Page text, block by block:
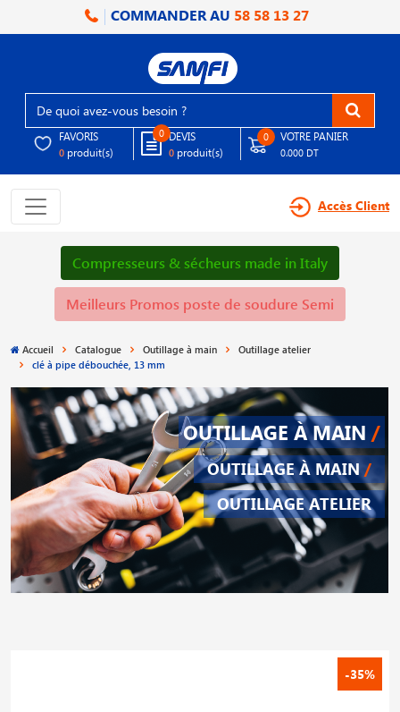
COMMANDER AU 58 58 13 27
FAVORIS
0 produit(s)
0 DEVIS
0 produit(s)
0 VOTRE PANIER
0.000 DT
Accès Client
Compresseurs & sécheurs made in Italy
Meilleurs Promos poste de soudure Semi
Accueil Catalogue Outillage à main
Outillage atelier
clé à pipe débouchée, 13 mm
OUTILLAGE À MAIN /
OUTILLAGE À MAIN /
OUTILLAGE ATELIER
-35%